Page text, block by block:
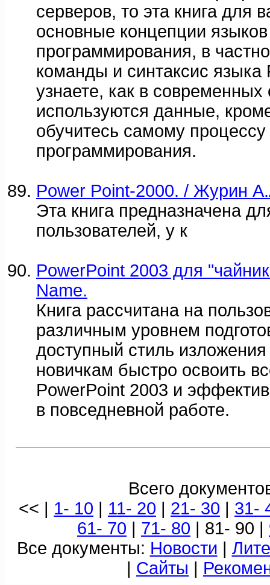
серверов, то эта книга для
основные концепции языков
программирования, в
команды и синтаксис
узнаете, как в современных
используются данные,
обучитесь самому процессу
программирования.
Power Point-2000. / Журин
Эта книга предназначена
пользователей, у к
PowerPoint 2003 для
Name.
Книга рассчитана на
различным уровнем
доступный стиль
новичкам быстро освоить
PowerPoint 2003 и
в повседневной работе.
Всего
<< | 1- 10 | 11- 20 | 21- 30 | 31-
61- 70 | 71- 80 | 81- 90 |
Все документы: Новости |
| Сайты |